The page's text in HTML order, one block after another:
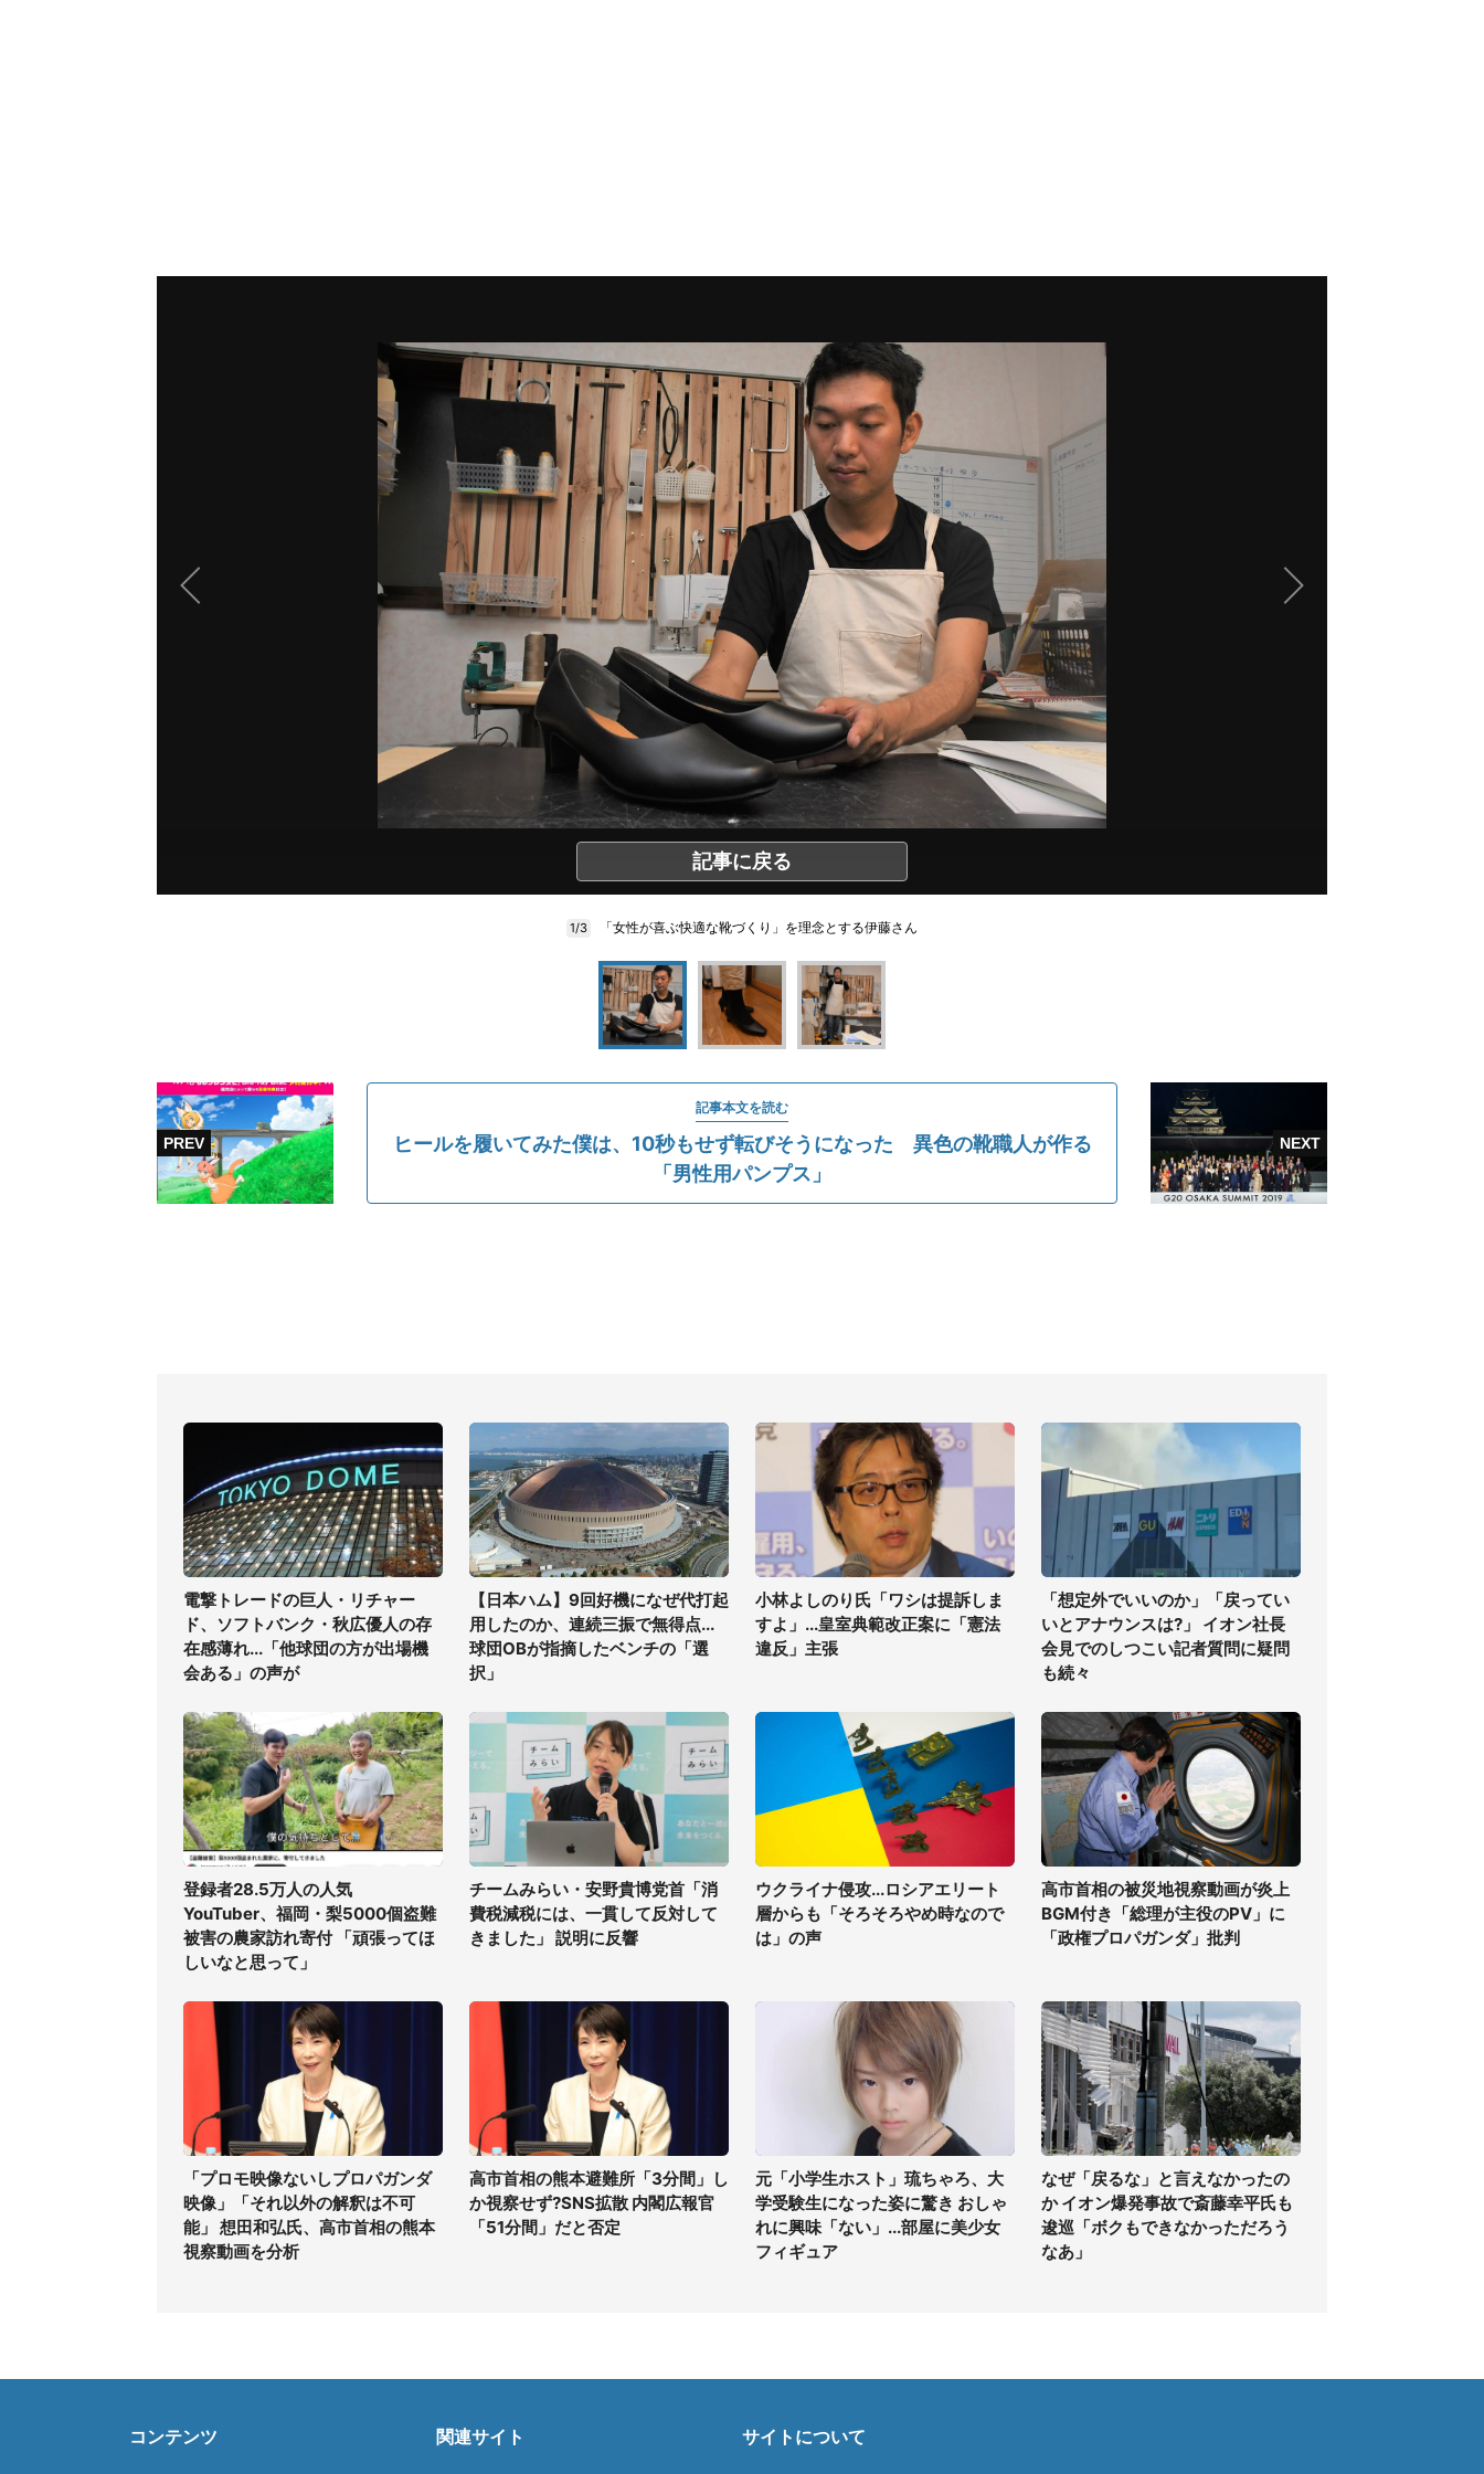
記事に戻る
1/3 「女性が喜ぶ快適な靴づくり」を理念とする伊藤さん
記事本文を読む
ヒールを履いてみた僕は、10秒もせず転びそうになった 異色の靴職人が作る
「男性用パンプス」
電撃トレードの巨人・リチャー
ド、ソフトバンク・秋広優人の存
在感薄れ...「他球団の方が出場機
会ある」の声が
【日本ハム】9回好機になぜ代打起
用したのか、連続三振で無得点...
球団OBが指摘したベンチの「選
択」
小林よしのり氏「ワシは提訴しま
すよ」...皇室典範改正案に「憲法
違反」主張
「想定外でいいのか」「戻ってい
いとアナウンスは?」 イオン社長
会見でのしつこい記者質問に疑問
も続々
登録者28.5万人の人気
YouTuber、福岡・梨5000個盗難
被害の農家訪れ寄付 「頑張ってほ
しいなと思って」
チームみらい・安野貴博党首「消
費税減税には、一貫して反対して
きました」 説明に反響
ウクライナ侵攻...ロシアエリート
層からも「そろそろやめ時なので
は」の声
高市首相の被災地視察動画が炎上
BGM付き「総理が主役のPV」に
「政権プロパガンダ」批判
「プロモ映像ないしプロパガンダ
映像」「それ以外の解釈は不可
能」 想田和弘氏、高市首相の熊本
視察動画を分析
高市首相の熊本避難所「3分間」し
か視察せず?SNS拡散 内閣広報官
「51分間」だと否定
元「小学生ホスト」琉ちゃろ、大
学受験生になった姿に驚き おしゃ
れに興味「ない」...部屋に美少女
フィギュア
なぜ「戻るな」と言えなかったの
か イオン爆発事故で斎藤幸平氏も
逡巡「ボクもできなかっただろう
なあ」
コンテンツ 関連サイト サイトについて